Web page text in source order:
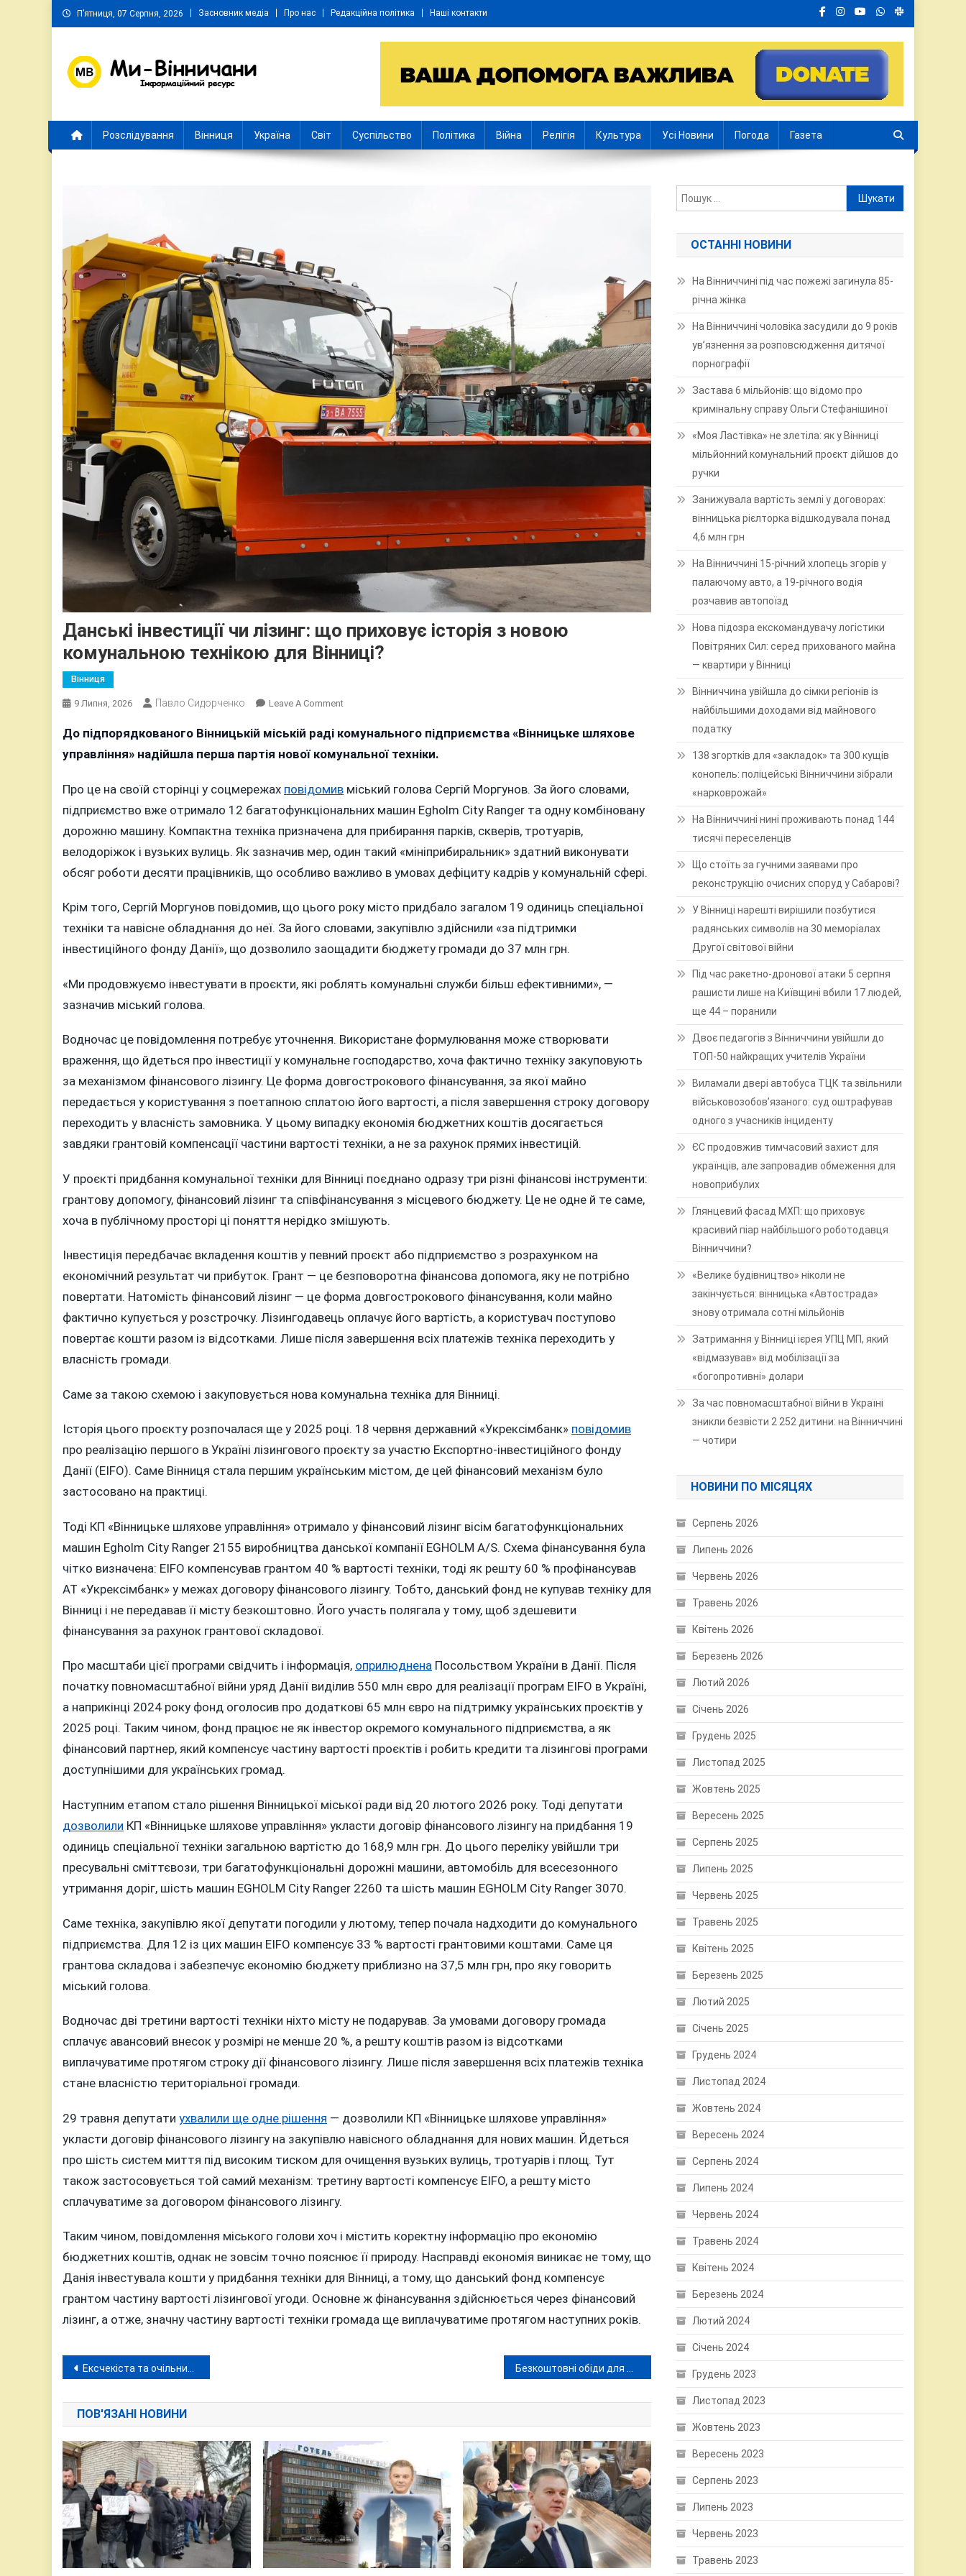
Skip
to
П’ятниця, 07 Серпня, 2026 Засновник медіа Про нас Редакційна політика Наші контакти
Розслідування Вінниця Україна Світ Суспільство Політика Війна Релігія Культура Усі Новини Погода Газета
Данські інвестиції чи лізинг: що приховує історія з новою
комунальною технікою для Вінниці?
Вінниця
9 Липня, 2026 Павло Сидорченко Leave A CommentOn
Інвестиції
Чи
Що
З
Новою
До підпорядкованого Вінницькій міській раді комунального підприємства «Вінницьке шляхове
управління» надійшла перша партія нової комунальної техніки.
Про це на своїй сторінці у соцмережах повідомив міський голова Сергій Моргунов. За його словами,
підприємство вже отримало 12 багатофункціональних машин Egholm City Ranger та одну комбіновану
дорожню машину. Компактна техніка призначена для прибирання парків, скверів, тротуарів,
велодоріжок і вузьких вулиць. Як зазначив мер, один такий «мініприбиральник» здатний виконувати
обсяг роботи десяти працівників, що особливо важливо в умовах дефіциту кадрів у комунальній сфері.
Крім того, Сергій Моргунов повідомив, що цього року місто придбало загалом 19 одиниць спеціальної
техніки та навісне обладнання до неї. За його словами, закупівлю здійснили «за підтримки
інвестиційного фонду Данії», що дозволило заощадити бюджету громади до 37 млн грн.
«Ми продовжуємо інвестувати в проєкти, які роблять комунальні служби більш ефективними», —
зазначив міський голова.
Водночас це повідомлення потребує уточнення. Використане формулювання може створювати
враження, що йдеться про інвестиції у комунальне господарство, хоча фактично техніку закуповують
за механізмом фінансового лізингу. Це форма довгострокового фінансування, за якої майно
передається у користування з поетапною сплатою його вартості, а після завершення строку договору
переходить у власність замовника. У цьому випадку економія бюджетних коштів досягається
завдяки грантовій компенсації частини вартості техніки, а не за рахунок прямих інвестицій.
У проєкті придбання комунальної техніки для Вінниці поєднано одразу три різні фінансові інструменти:
грантову допомогу, фінансовий лізинг та співфінансування з місцевого бюджету. Це не одне й те саме,
хоча в публічному просторі ці поняття нерідко змішують.
Інвестиція передбачає вкладення коштів у певний проєкт або підприємство з розрахунком на
економічний результат чи прибуток. Грант — це безповоротна фінансова допомога, яку не потрібно
повертати. Натомість фінансовий лізинг — це форма довгострокового фінансування, коли майно
фактично купується у розстрочку. Лізингодавець оплачує його вартість, а користувач поступово
повертає кошти разом із відсотками. Лише після завершення всіх платежів техніка переходить у
власність громади.
Саме за такою схемою і закуповується нова комунальна техніка для Вінниці.
Історія цього проєкту розпочалася ще у 2025 році. 18 червня державний «Укрексімбанк» повідомив
про реалізацію першого в Україні лізингового проєкту за участю Експортно-інвестиційного фонду
Данії (EIFO). Саме Вінниця стала першим українським містом, де цей фінансовий механізм було
застосовано на практиці.
Тоді КП «Вінницьке шляхове управління» отримало у фінансовий лізинг вісім багатофункціональних
машин Egholm City Ranger 2155 виробництва данської компанії EGHOLM A/S. Схема фінансування була
чітко визначена: EIFO компенсував грантом 40 % вартості техніки, тоді як решту 60 % профінансував
АТ «Укрексімбанк» у межах договору фінансового лізингу. Тобто, данський фонд не купував техніку для
Вінниці і не передавав її місту безкоштовно. Його участь полягала у тому, щоб здешевити
фінансування за рахунок грантової складової.
Про масштаби цієї програми свідчить і інформація, оприлюднена Посольством України в Данії. Після
початку повномасштабної війни уряд Данії виділив 550 млн євро для реалізації програм EIFO в Україні,
а наприкінці 2024 року фонд оголосив про додаткові 65 млн євро на підтримку українських проєктів у
2025 році. Таким чином, фонд працює не як інвестор окремого комунального підприємства, а як
фінансовий партнер, який компенсує частину вартості проєктів і робить кредити та лізингові програми
доступнішими для українських громад.
Наступним етапом стало рішення Вінницької міської ради від 20 лютого 2026 року. Тоді депутати
дозволили КП «Вінницьке шляхове управління» укласти договір фінансового лізингу на придбання 19
одиниць спеціальної техніки загальною вартістю до 168,9 млн грн. До цього переліку увійшли три
пресувальні сміттєвози, три багатофункціональні дорожні машини, автомобіль для всесезонного
утримання доріг, шість машин EGHOLM City Ranger 2260 та шість машин EGHOLM City Ranger 3070.
Саме техніка, закупівлю якої депутати погодили у лютому, тепер почала надходити до комунального
підприємства. Для 12 із цих машин EIFO компенсує 33 % вартості грантовими коштами. Саме ця
грантова складова і забезпечує економію бюджету приблизно на 37,5 млн грн, про яку говорить
міський голова.
Водночас дві третини вартості техніки ніхто місту не подарував. За умовами договору громада
сплачує авансовий внесок у розмірі не менше 20 %, а решту коштів разом із відсотками
виплачуватиме протягом строку дії фінансового лізингу. Лише після завершення всіх платежів техніка
стане власністю територіальної громади.
29 травня депутати ухвалили ще одне рішення — дозволили КП «Вінницьке шляхове управління»
укласти договір фінансового лізингу на закупівлю навісного обладнання для нових машин. Йдеться
про шість систем миття під високим тиском для очищення вузьких вулиць, тротуарів і площ. Тут
також застосовується той самий механізм: третину вартості компенсує EIFO, а решту місто
сплачуватиме за договором фінансового лізингу.
Таким чином, повідомлення міського голови хоч і містить коректну інформацію про економію
бюджетних коштів, однак не зовсім точно пояснює її природу. Насправді економія виникає не тому, що
Данія інвестувала кошти у придбання техніки для Вінниці, а тому, що данський фонд компенсує
грантом частину вартості лізингової угоди. Основне ж фінансування здійснюється через фінансовий
лізинг, а отже, значну частину вартості техніки громада ще виплачуватиме протягом наступних років.
Навігація
записів
Ексчекіста та очільника вінницьких письменників за співпрацю з промосковською церквою виключили з НСПУ
ПОВ'ЯЗАНІ НОВИНИ
Пошук:
ОСТАННІ НОВИНИ
На Вінниччині під час пожежі загинула 85-
річна жінка
На Вінниччині чоловіка засудили до 9 років
ув’язнення за розповсюдження дитячої
порнографії
Застава 6 мільйонів: що відомо про
кримінальну справу Ольги Стефанішиної
«Моя Ластівка» не злетіла: як у Вінниці
мільйонний комунальний проєкт дійшов до
ручки
Занижувала вартість землі у договорах:
вінницька рієлторка відшкодувала понад
4,6 млн грн
На Вінниччині 15-річний хлопець згорів у
палаючому авто, а 19-річного водія
розчавив автопоїзд
Нова підозра екскомандувачу логістики
Повітряних Сил: серед прихованого майна
— квартири у Вінниці
Вінниччина увійшла до сімки регіонів із
найбільшими доходами від майнового
податку
138 згортків для «закладок» та 300 кущів
конопель: поліцейські Вінниччини зібрали
«нарковрожай»
На Вінниччині нині проживають понад 144
тисячі переселенців
Що стоїть за гучними заявами про
реконструкцію очисних споруд у Сабарові?
У Вінниці нарешті вирішили позбутися
радянських символів на 30 меморіалах
Другої світової війни
Під час ракетно-дронової атаки 5 серпня
рашисти лише на Київщині вбили 17 людей,
ще 44 – поранили
Двоє педагогів з Вінниччини увійшли до
ТОП-50 найкращих учителів України
Виламали двері автобуса ТЦК та звільнили
військовозобов’язаного: суд оштрафував
одного з учасників інциденту
ЄС продовжив тимчасовий захист для
українців, але запровадив обмеження для
новоприбулих
Глянцевий фасад МХП: що приховує
красивий піар найбільшого роботодавця
Вінниччини?
«Велике будівництво» ніколи не
закінчується: вінницька «Автострада»
знову отримала сотні мільйонів
Затримання у Вінниці ієрея УПЦ МП, який
«відмазував» від мобілізації за
«богопротивні» долари
За час повномасштабної війни в Україні
зникли безвісти 2 252 дитини: на Вінниччині
— чотири
НОВИНИ ПО МІСЯЦЯХ
Серпень 2026
Липень 2026
Червень 2026
Травень 2026
Квітень 2026
Березень 2026
Лютий 2026
Січень 2026
Грудень 2025
Листопад 2025
Жовтень 2025
Вересень 2025
Серпень 2025
Липень 2025
Червень 2025
Травень 2025
Квітень 2025
Березень 2025
Лютий 2025
Січень 2025
Грудень 2024
Листопад 2024
Жовтень 2024
Вересень 2024
Серпень 2024
Липень 2024
Червень 2024
Травень 2024
Квітень 2024
Березень 2024
Лютий 2024
Січень 2024
Грудень 2023
Листопад 2023
Жовтень 2023
Вересень 2023
Серпень 2023
Липень 2023
Червень 2023
Травень 2023